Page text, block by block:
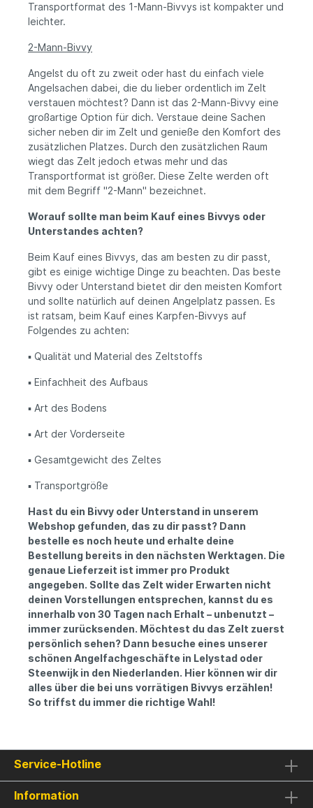
Transportformat des 1-Mann-Bivvys ist kompakter und
leichter.
2-Mann-Bivvy
Angelst du oft zu zweit oder hast du einfach viele
Angelsachen dabei, die du lieber ordentlich im Zelt
verstauen möchtest? Dann ist das 2-Mann-Bivvy eine
großartige Option für dich. Verstaue deine Sachen
sicher neben dir im Zelt und genieße den Komfort des
zusätzlichen Platzes. Durch den zusätzlichen Raum
wiegt das Zelt jedoch etwas mehr und das
Transportformat ist größer. Diese Zelte werden oft
mit dem Begriff "2-Mann" bezeichnet.
Worauf sollte man beim Kauf eines Bivvys oder
Unterstandes achten?
Beim Kauf eines Bivvys, das am besten zu dir passt,
gibt es einige wichtige Dinge zu beachten. Das beste
Bivvy oder Unterstand bietet dir den meisten Komfort
und sollte natürlich auf deinen Angelplatz passen. Es
ist ratsam, beim Kauf eines Karpfen-Bivvys auf
Folgendes zu achten:
▪️ Qualität und Material des Zeltstoffs
▪️ Einfachheit des Aufbaus
▪️ Art des Bodens
▪️ Art der Vorderseite
▪️ Gesamtgewicht des Zeltes
▪️ Transportgröße
Hast du ein Bivvy oder Unterstand in unserem
Webshop gefunden, das zu dir passt? Dann
bestelle es noch heute und erhalte deine
Bestellung bereits in den nächsten Werktagen. Die
genaue Lieferzeit ist immer pro Produkt
angegeben. Sollte das Zelt wider Erwarten nicht
deinen Vorstellungen entsprechen, kannst du es
innerhalb von 30 Tagen nach Erhalt – unbenutzt –
immer zurücksenden. Möchtest du das Zelt zuerst
persönlich sehen? Dann besuche eines unserer
schönen Angelfachgeschäfte in Lelystad oder
Steenwijk in den Niederlanden. Hier können wir dir
alles über die bei uns vorrätigen Bivvys erzählen!
So triffst du immer die richtige Wahl!
Service-Hotline
Information